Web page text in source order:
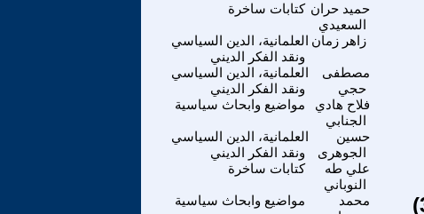
كتابات ساخرة حميد حران
السعيدي
العلمانية، الدين السياسي
ونقد الفكر الديني
زاهر زمان
العلمانية، الدين السياسي
ونقد الفكر الديني
مصطفى
حجي
مواضيع وابحاث سياسية
فلاح هادي
الجنابي
العلمانية، الدين السياسي
ونقد الفكر الديني
حسين
الجوهرى
كتابات ساخرة
علي طه
النوباني
مواضيع وابحاث سياسية
محمد